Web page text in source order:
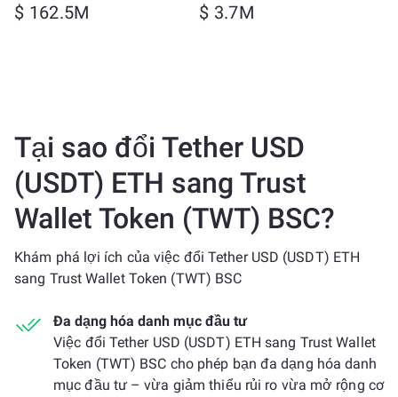
$ 162.5M $ 3.7M
Tại sao đổi Tether USD
(USDT) ETH sang Trust
Wallet Token (TWT) BSC?
Khám phá lợi ích của việc đổi Tether USD (USDT) ETH
sang Trust Wallet Token (TWT) BSC
Đa dạng hóa danh mục đầu tư
Việc đổi Tether USD (USDT) ETH sang Trust Wallet
Token (TWT) BSC cho phép bạn đa dạng hóa danh
mục đầu tư – vừa giảm thiểu rủi ro vừa mở rộng cơ